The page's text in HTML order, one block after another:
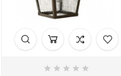
    